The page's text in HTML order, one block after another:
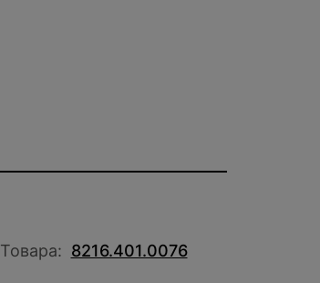
8216.401.0076